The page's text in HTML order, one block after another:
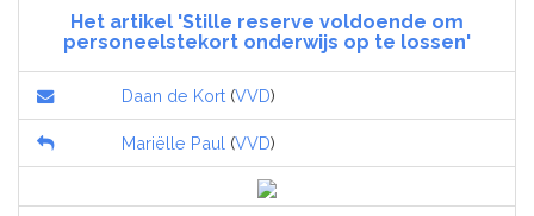
Het artikel 'Stille reserve voldoende om
personeelstekort onderwijs op te lossen'
Daan de Kort (VVD)
Mariëlle Paul (VVD)